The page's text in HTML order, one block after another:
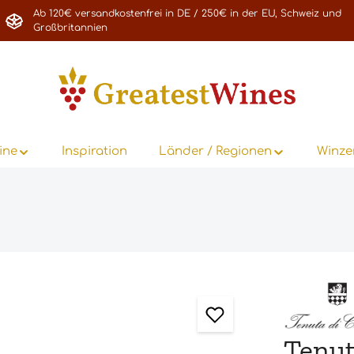
Ab 120€ versandkostenfrei in DE / 250€ in der EU, Schweiz und
Großbritannien
Inspiration Länder / Regionen